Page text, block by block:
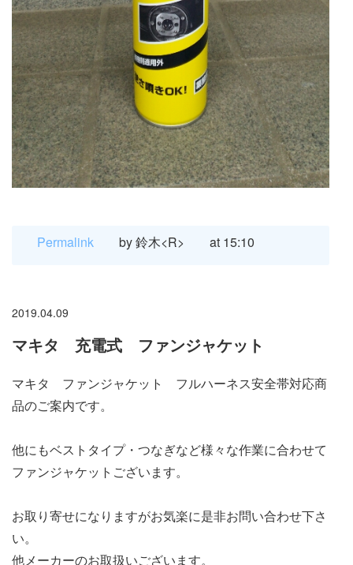
Permalink by 鈴木<R> at 15:10
2019.04.09
マキタ 充電式 ファンジャケット
マキタ ファンジャケット フルハーネス安全帯対応商
品のご案内です。
他にもベストタイプ・つなぎなど様々な作業に合わせて
ファンジャケットございます。
お取り寄せになりますがお気楽に是非お問い合わせ下さ
い。
他メーカーのお取扱いございます。